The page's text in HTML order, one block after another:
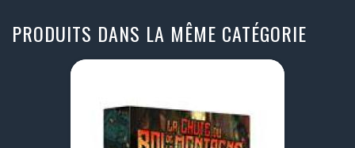
PRODUITS DANS LA MÊME CATÉGORIE